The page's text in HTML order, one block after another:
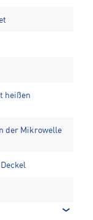
heißen
der Mikrowelle